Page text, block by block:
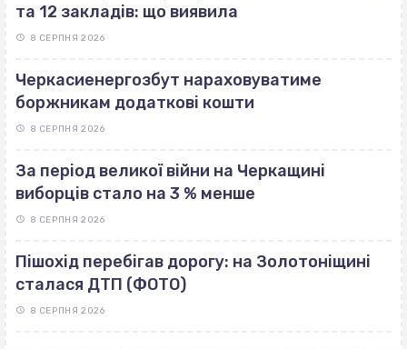
та 12 закладів: що виявила
8 СЕРПНЯ 2026
Черкасиенергозбут нараховуватиме
боржникам додаткові кошти
8 СЕРПНЯ 2026
За період великої війни на Черкащині
виборців стало на 3 % менше
8 СЕРПНЯ 2026
Пішохід перебігав дорогу: на Золотоніщині
сталася ДТП (ФОТО)
8 СЕРПНЯ 2026